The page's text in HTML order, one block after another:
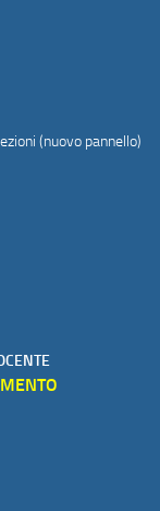
(nuovo pannello)